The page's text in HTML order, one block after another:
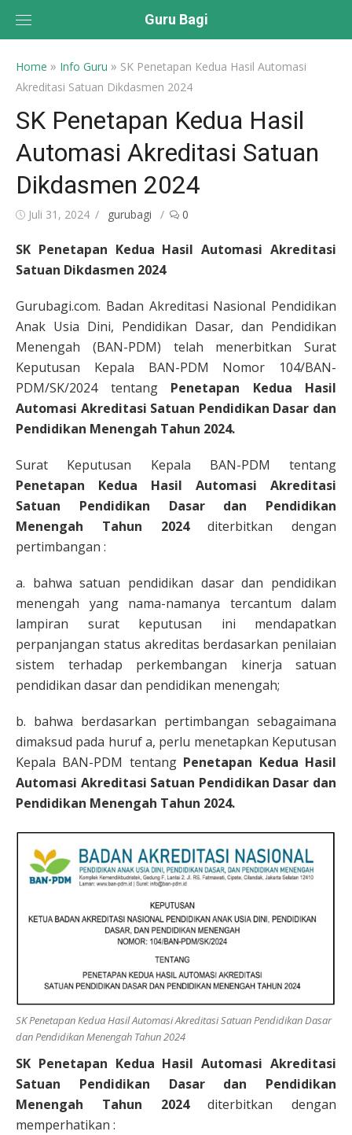
Guru Bagi
Home » Info Guru » SK Penetapan Kedua Hasil Automasi
Akreditasi Satuan Dikdasmen 2024
SK Penetapan Kedua Hasil
Automasi Akreditasi Satuan
Dikdasmen 2024
Posted
Juli 31, 2024 Author
gurubagi 0
SK Penetapan Kedua Hasil Automasi Akreditasi
Satuan Dikdasmen 2024
Gurubagi.com. Badan Akreditasi Nasional Pendidikan
Anak Usia Dini, Pendidikan Dasar, dan Pendidikan
Menengah (BAN-PDM) telah menerbitkan Surat
Keputusan Kepala BAN-PDM Nomor 104/BAN-
PDM/SK/2024 tentang Penetapan Kedua Hasil
Automasi Akreditasi Satuan Pendidikan Dasar dan
Pendidikan Menengah Tahun 2024.
Surat Keputusan Kepala BAN-PDM tentang
Penetapan Kedua Hasil Automasi Akreditasi
Satuan Pendidikan Dasar dan Pendidikan
Menengah Tahun 2024diterbitkan dengan
pertimbangan :
a. bahwa satuan pendidikan dasar dan pendidikan
menengah yang nama-namanya tercantum dalam
lampiran surat keputusan ini mendapatkan
perpanjangan status akreditas berdasarkan penilaian
sistem terhadap perkembangan kinerja satuan
pendidikan dasar dan pendidikan menengah;
b. bahwa berdasarkan pertimbangan sebagaimana
dimaksud pada huruf a, perlu menetapkan Keputusan
Kepala BAN-PDM tentang Penetapan Kedua Hasil
Automasi Akreditasi Satuan Pendidikan Dasar dan
Pendidikan Menengah Tahun 2024.
SK Penetapan Kedua Hasil Automasi Akreditasi Satuan Pendidikan Dasar
dan Pendidikan Menengah Tahun 2024
SK Penetapan Kedua Hasil Automasi Akreditasi
Satuan Pendidikan Dasar dan Pendidikan
Menengah Tahun 2024diterbitkan dengan
memperhatikan :